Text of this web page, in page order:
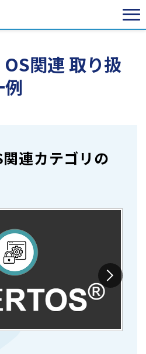
関連 取り扱
連カテゴリの